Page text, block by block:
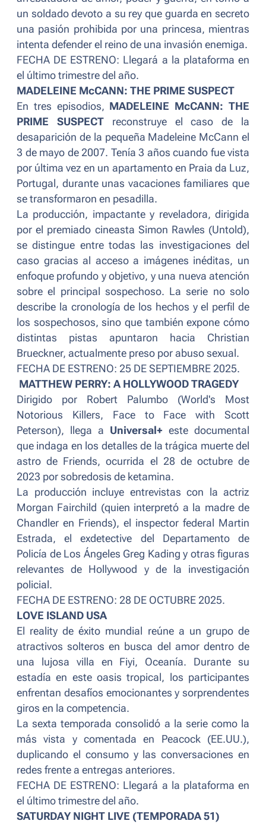
un soldado devoto a su rey que guarda en secreto
una pasión prohibida por una princesa, mientras
intenta defender el reino de una invasión enemiga.
FECHA DE ESTRENO: Llegará a la plataforma en
el último trimestre del año.
MADELEINE McCANN: THE PRIME SUSPECT
En tres episodios, MADELEINE McCANN: THE
PRIME SUSPECTreconstruye el caso de la
desaparición de la pequeña Madeleine McCann el
3 de mayo de 2007. Tenía 3 años cuando fue vista
por última vez en un apartamento en Praia da Luz,
Portugal, durante unas vacaciones familiares que
se transformaron en pesadilla.
La producción, impactante y reveladora, dirigida
por el premiado cineasta Simon Rawles (Untold),
se distingue entre todas las investigaciones del
caso gracias al acceso a imágenes inéditas, un
enfoque profundo y objetivo, y una nueva atención
sobre el principal sospechoso. La serie no solo
describe la cronología de los hechos y el perfil de
los sospechosos, sino que también expone cómo
distintas pistas apuntaron hacia Christian
Brueckner, actualmente preso por abuso sexual.
FECHA DE ESTRENO: 25 DE SEPTIEMBRE 2025.
MATTHEW PERRY: A HOLLYWOOD TRAGEDY
Dirigido por Robert Palumbo (World's Most
Notorious Killers, Face to Face with Scott
Peterson), llega a Universal+ este documental
que indaga en los detalles de la trágica muerte del
astro de Friends, ocurrida el 28 de octubre de
2023 por sobredosis de ketamina.
La producción incluye entrevistas con la actriz
Morgan Fairchild (quien interpretó a la madre de
Chandler en Friends), el inspector federal Martin
Estrada, el exdetective del Departamento de
Policía de Los Ángeles Greg Kading y otras figuras
relevantes de Hollywood y de la investigación
policial.
FECHA DE ESTRENO: 28 DE OCTUBRE 2025.
LOVE ISLAND USA
El reality de éxito mundial reúne a un grupo de
atractivos solteros en busca del amor dentro de
una lujosa villa en Fiyi, Oceanía. Durante su
estadía en este oasis tropical, los participantes
enfrentan desafíos emocionantes y sorprendentes
giros en la competencia.
La sexta temporada consolidó a la serie como la
más vista y comentada en Peacock (EE.UU.),
duplicando el consumo y las conversaciones en
redes frente a entregas anteriores.
FECHA DE ESTRENO: Llegará a la plataforma en
el último trimestre del año.
SATURDAY NIGHT LIVE (TEMPORADA 51)